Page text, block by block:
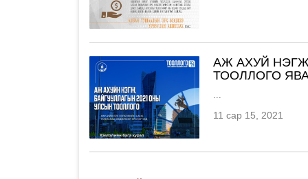
АЖ АХУЙ
ТООЛЛОГО
...
11 сар 15, 2021